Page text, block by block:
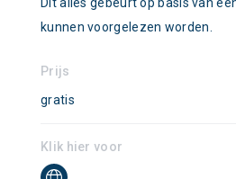
kunnen voorgelezen worden.
Prijs
gratis
Klik hier voor